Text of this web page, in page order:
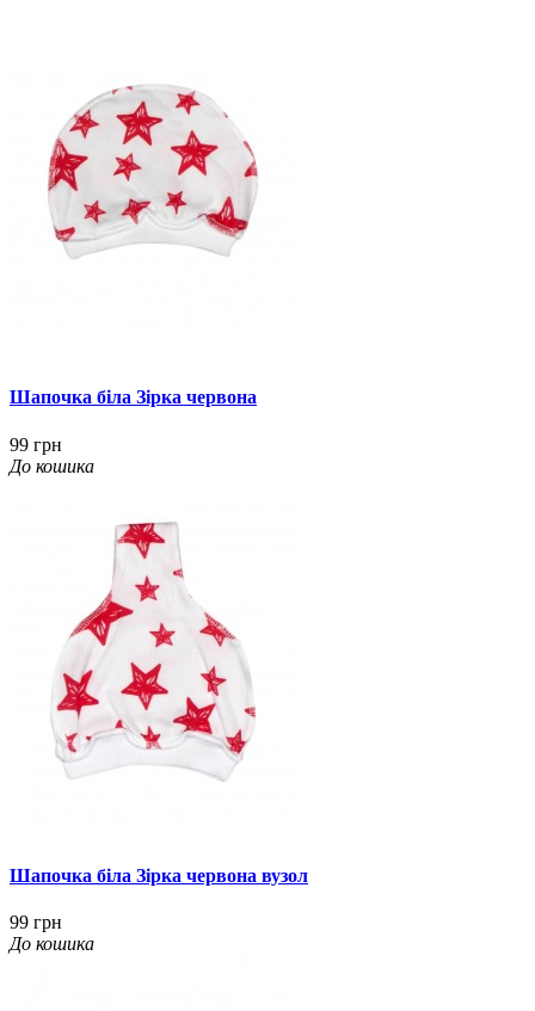
Шапочка біла Зірка червона
99 грн
До кошика
Шапочка біла Зірка червона вузол
99 грн
До кошика